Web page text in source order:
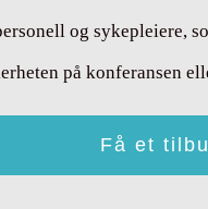
og sykepleiere,
på konferansen
Få et